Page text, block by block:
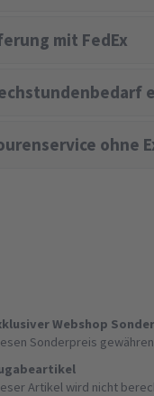
mit FedEx
ohne
Webshop
Sonderpreis
Artikel wird nicht